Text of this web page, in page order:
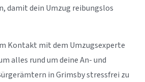
damit dein Umzug reibungslos
Kontakt mit dem Umzugsexperte
alles rund um deine An- und
in Grimsby stressfrei zu